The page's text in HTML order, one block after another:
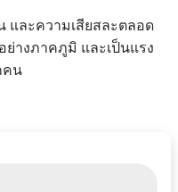
ละความเสียสละตลอด
ย่างภาคภูมิ และเป็นแรง
คน